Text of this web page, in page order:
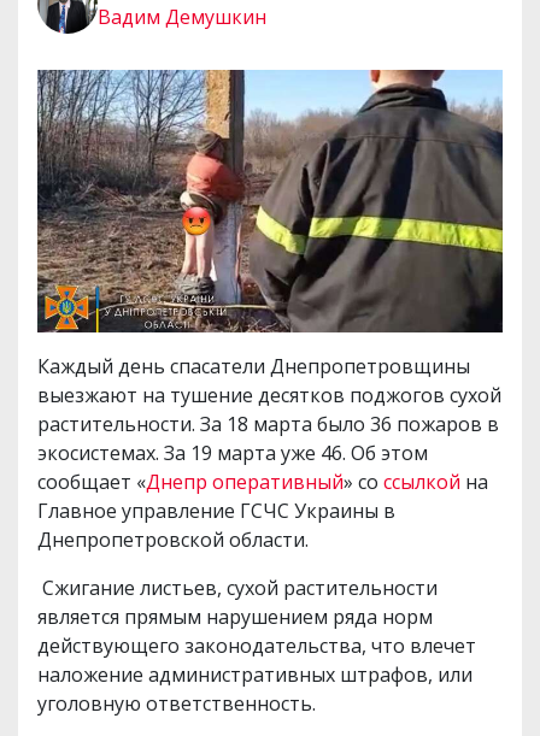
Вадим Демушкин
Каждый день спасатели Днепропетровщины
выезжают на тушение десятков поджогов сухой
растительности. За 18 марта было 36 пожаров в
экосистемах. За 19 марта уже 46. Об этом
сообщает «Днепр оперативный» со ссылкой на
Главное управление ГСЧС Украины в
Днепропетровской области.
Сжигание листьев, сухой растительности
является прямым нарушением ряда норм
действующего законодательства, что влечет
наложение административных штрафов, или
уголовную ответственность.